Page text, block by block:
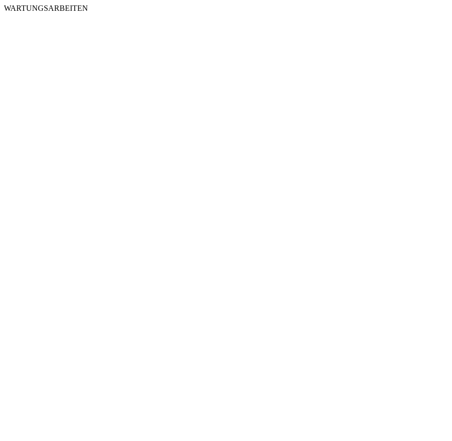
WARTUNGSARBEITEN